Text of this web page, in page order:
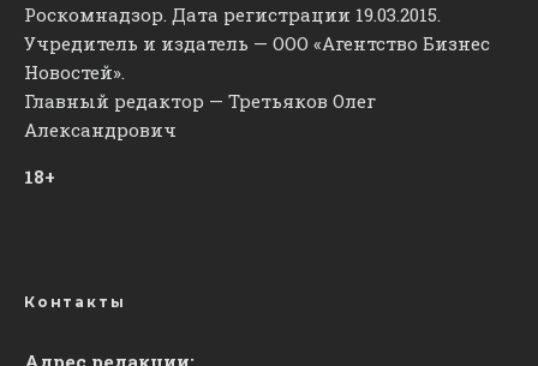
Роскомнадзор. Дата регистрации 19.03.2015.
Учредитель и издатель — ООО «Агентство Бизнес
Новостей».
Главный редактор — Третьяков Олег
Александрович
18+
Контакты
Адрес редакции: